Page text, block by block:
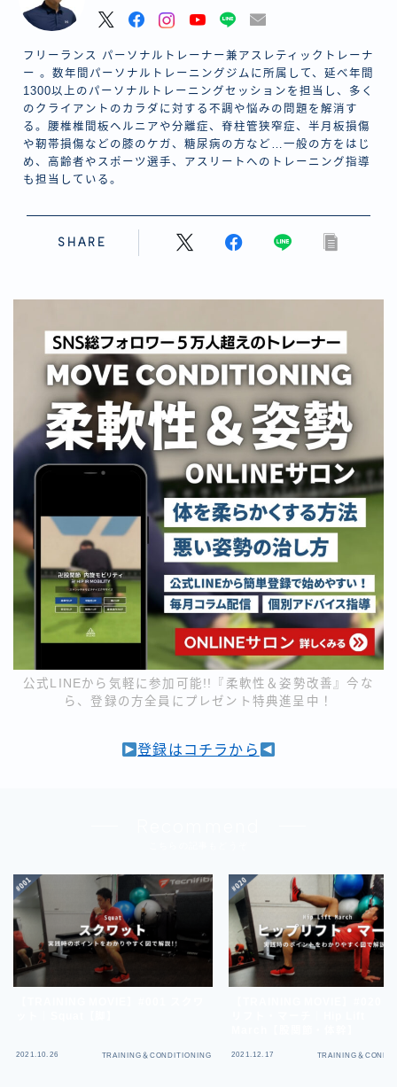
フリーランス パーソナルトレーナー兼アスレティックトレーナ
ー 。数年間パーソナルトレーニングジムに所属して、延べ年間
1300以上のパーソナルトレーニングセッションを担当し、多く
のクライアントのカラダに対する不調や悩みの問題を解消す
る。腰椎椎間板ヘルニアや分離症、脊柱管狭窄症、半月板損傷
や靭帯損傷などの膝のケガ、糖尿病の方など…一般の方をはじ
め、高齢者やスポーツ選手、アスリートへのトレーニング指導
も担当している。
SHARE
公式LINEから気軽に参加可能!!『柔軟性＆姿勢改善』今な
ら、登録の方全員にプレゼント特典進呈中！
登録はコチラから
2021.10.26 TRAINING＆CONDITIONING 2021.12.17 TRAINING＆